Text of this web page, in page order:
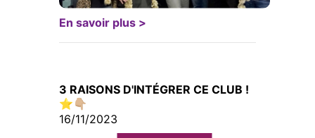
En savoir plus >
3 RAISONS D'INTÉGRER CE CLUB !
⭐️👇🏼
16/11/2023